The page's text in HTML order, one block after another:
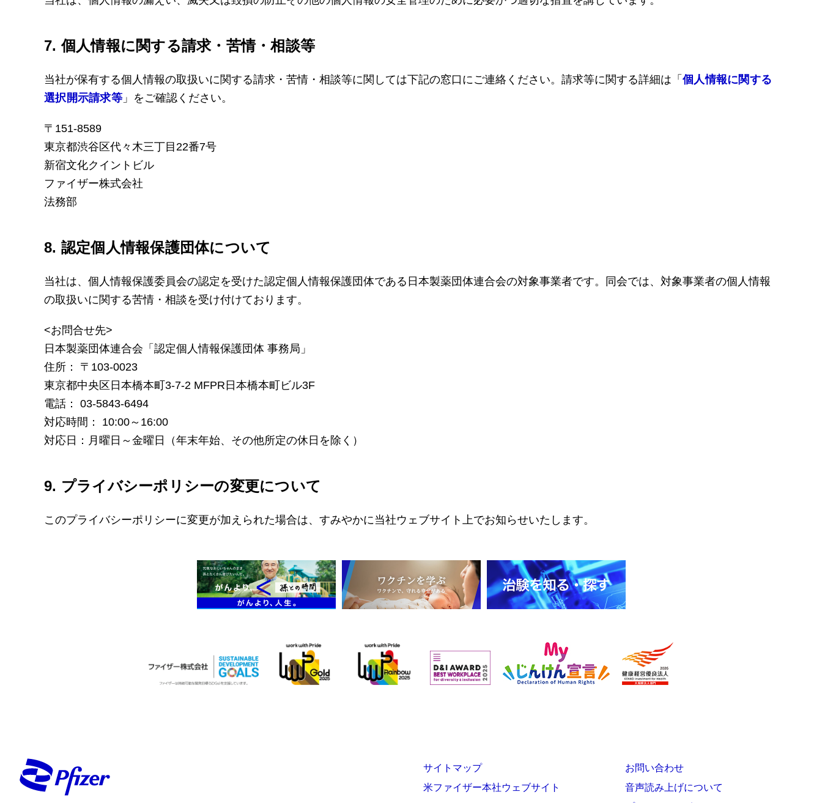
7. 個人情報に関する請求・苦情・相談等
当社が保有する個人情報の取扱いに関する請求・苦情・相談等に関しては下記の窓口にご連絡ください。請求等に関する詳細は「 個人情報に関する
選択開示請求等」をご確認ください。
〒151-8589
東京都渋谷区代々木三丁目22番7号
新宿文化クイントビル
ファイザー株式会社
法務部
8. 認定個人情報保護団体について
当社は、個人情報保護委員会の認定を受けた認定個人情報保護団体である日本製薬団体連合会の対象事業者です。同会では、対象事業者の個人情報
の取扱いに関する苦情・相談を受け付けております。
<お問合せ先>
日本製薬団体連合会「認定個人情報保護団体 事務局」
住所： 〒103-0023
東京都中央区日本橋本町3-7-2 MFPR日本橋本町ビル3F
電話： 03-5843-6494
対応時間： 10:00～16:00
対応日：月曜日～金曜日（年末年始、その他所定の休日を除く）
9. プライバシーポリシーの変更について
このプライバシーポリシーに変更が加えられた場合は、すみやかに当社ウェブサイト上でお知らせいたします。
サイトマップ
米ファイザー本社ウェブサイト
お問い合わせ
音声読み上げについて